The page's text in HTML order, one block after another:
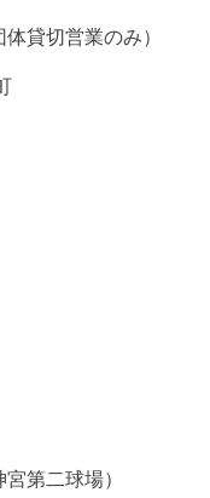
貸切営業のみ）
第二球場）